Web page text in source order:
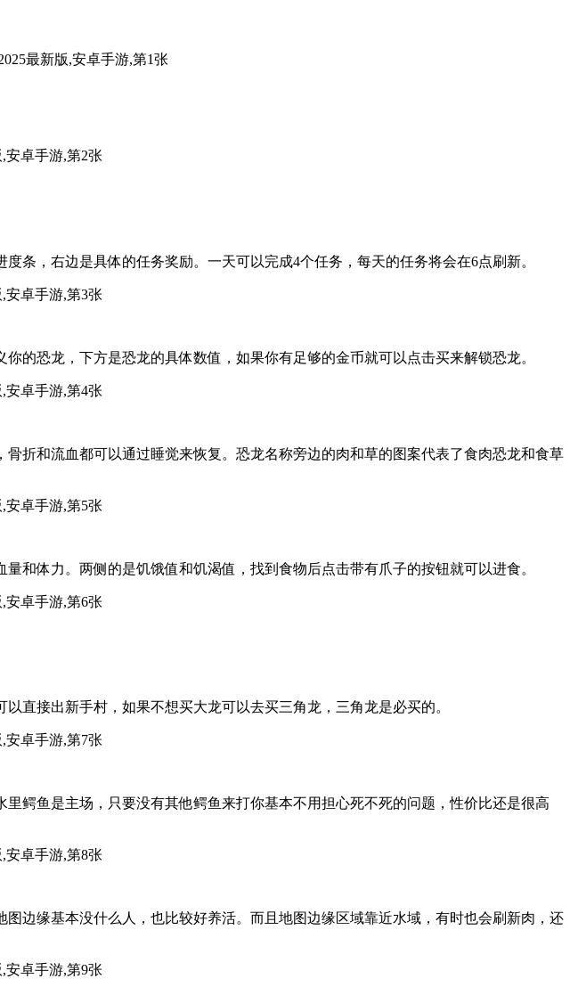
条，右边是具体的任务奖励。一天可以完成4个任务，每天的任务将会在6点刷新。
的恐龙，下方是恐龙的具体数值，如果你有足够的金币就可以点击买来解锁恐龙。
折和流血都可以通过睡觉来恢复。恐龙名称旁边的肉和草的图案代表了食肉恐龙和食草
和体力。两侧的是饥饿值和饥渴值，找到食物后点击带有爪子的按钮就可以进食。
直接出新手村，如果不想买大龙可以去买三角龙，三角龙是必买的。
鳄鱼是主场，只要没有其他鳄鱼来打你基本不用担心死不死的问题，性价比还是很高
边缘基本没什么人，也比较好养活。而且地图边缘区域靠近水域，有时也会刷新肉，还